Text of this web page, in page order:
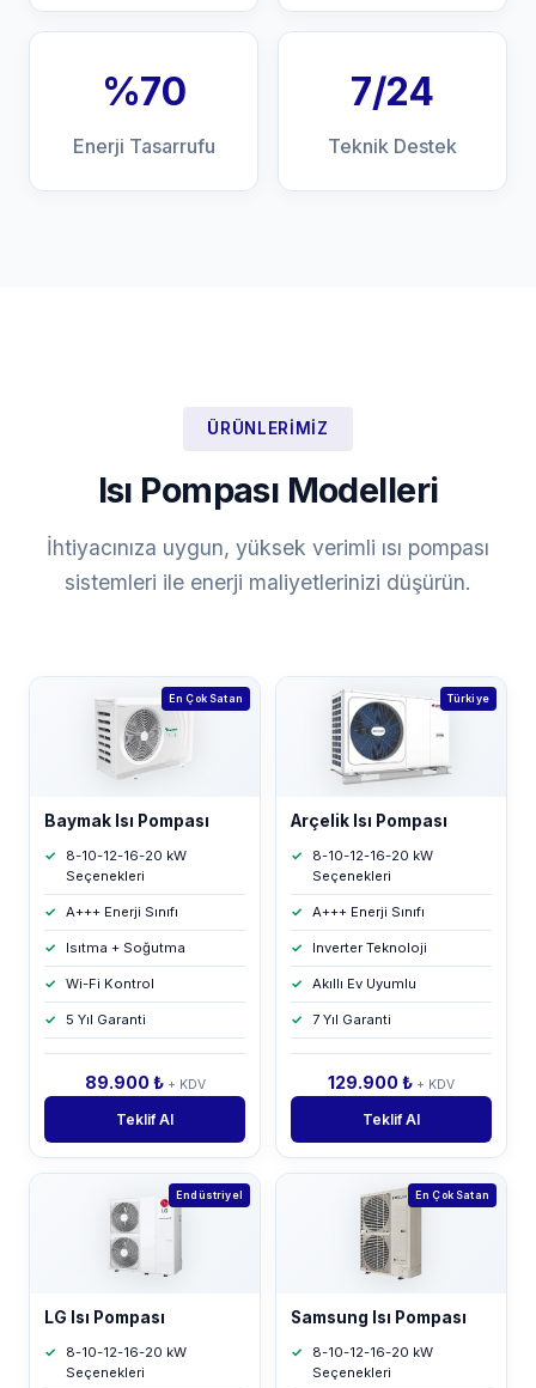
%70
Enerji Tasarrufu
7/24
Teknik Destek
ÜRÜNLERIMIZ
Isı Pompası Modelleri
İhtiyacınıza uygun, yüksek verimli ısı pompası
sistemleri ile enerji maliyetlerinizi düşürün.
En Çok Satan
Baymak Isı Pompası
8-10-12-16-20 kW
Seçenekleri
A+++ Enerji Sınıfı
Isıtma + Soğutma
Wi-Fi Kontrol
5 Yıl Garanti
89.900 ₺ + KDV
Teklif Al
Türkiye
Arçelik Isı Pompası
8-10-12-16-20 kW
Seçenekleri
A+++ Enerji Sınıfı
Inverter Teknoloji
Akıllı Ev Uyumlu
7 Yıl Garanti
129.900 ₺ + KDV
Teklif Al
Endüstriyel
LG Isı Pompası
8-10-12-16-20 kW
Seçenekleri
En Çok Satan
Samsung Isı Pompası
8-10-12-16-20 kW
Seçenekleri